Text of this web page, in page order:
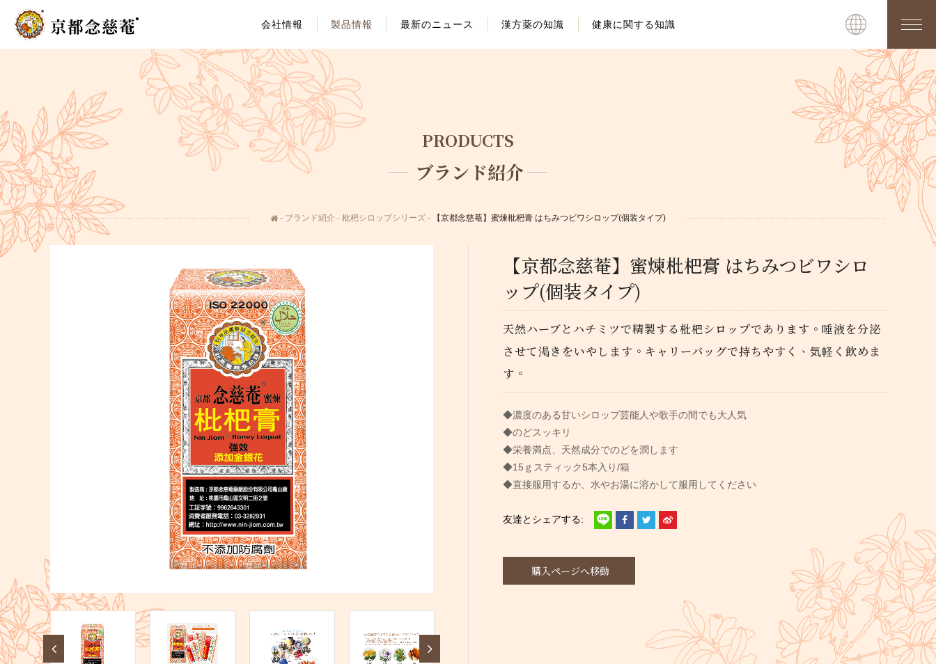
会社情報 製品情報 最新のニュース 漢方薬の知識 健康に関する知識
PRODUCTS
ブランド紹介
ブランド紹介 枇杷シロップシリーズ 【京都念慈菴】蜜煉枇杷膏 はちみつビワシロップ(個装タイプ)
【京都念慈菴】蜜煉枇杷膏 はちみつビワシロ
ップ(個装タイプ)
天然ハーブとハチミツで精製する枇杷シロップであります。唾液を分泌
させて渇きをいやします。キャリーバッグで持ちやすく、気軽く飲めま
す。
◆濃度のある甘いシロップ芸能人や歌手の間でも大人気
◆のどスッキリ
◆栄養満点、天然成分でのどを潤します
◆15ｇスティック5本入り/箱
◆直接服用するか、水やお湯に溶かして服用してください
購入ページへ移動